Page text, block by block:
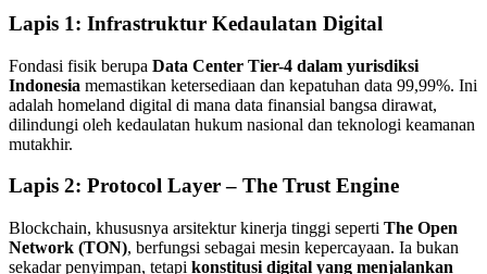
Lapis 1: Infrastruktur Kedaulatan Digital
Fondasi fisik berupa Data Center Tier-4 dalam yurisdiksi
Indonesia memastikan ketersediaan dan kepatuhan data 99,99%. Ini
adalah homeland digital di mana data finansial bangsa dirawat,
dilindungi oleh kedaulatan hukum nasional dan teknologi keamanan
mutakhir.
Lapis 2: Protocol Layer – The Trust Engine
Blockchain, khususnya arsitektur kinerja tinggi seperti The Open
Network (TON), berfungsi sebagai mesin kepercayaan. Ia bukan
sekadar penyimpan, tetapi konstitusi digital yang menjalankan